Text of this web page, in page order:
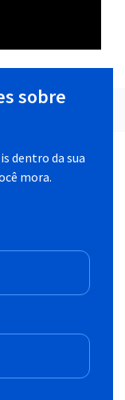
sobre
dentro da sua
mora.